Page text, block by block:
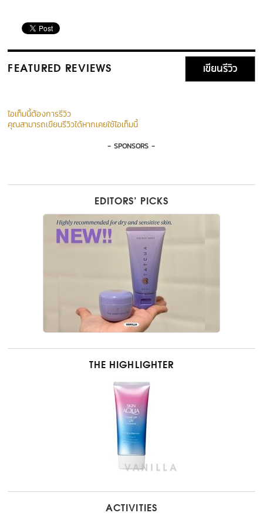
FEATURED REVIEWS เขียนรีวิว
ไอเท็มนี้ต้องการรีวิว
คุณสามารถเขียนรีวิวได้หากเคยใช้ไอเท็มนี้
- SPONSORS -
EDITORS’ PICKS
THE HIGHLIGHTER
ACTIVITIES